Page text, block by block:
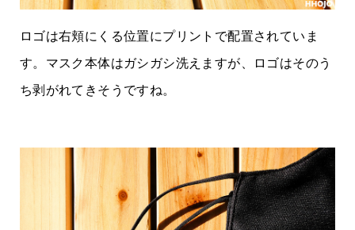
ロゴは右頬にくる位置にプリントで配置されていま
す。マスク本体はガシガシ洗えますが、ロゴはそのう
ち剥がれてきそうですね。